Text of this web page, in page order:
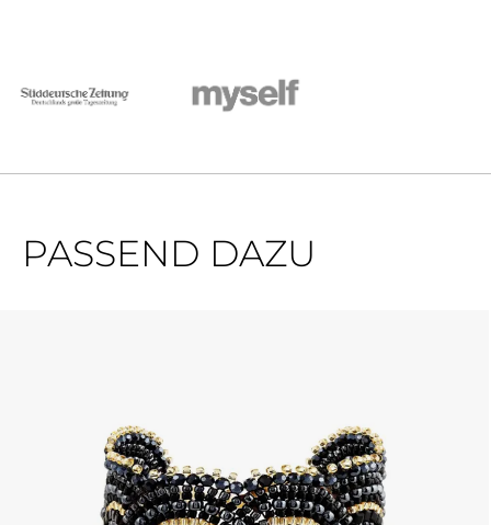
PASSEND DAZU